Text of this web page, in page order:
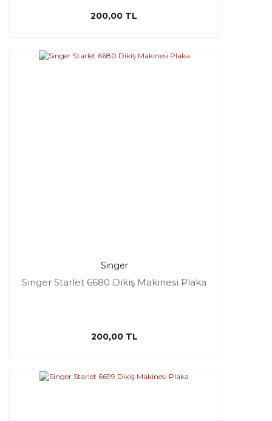
200,00 TL
Singer
Singer Starlet 6680 Dikiş Makinesi Plaka
200,00 TL